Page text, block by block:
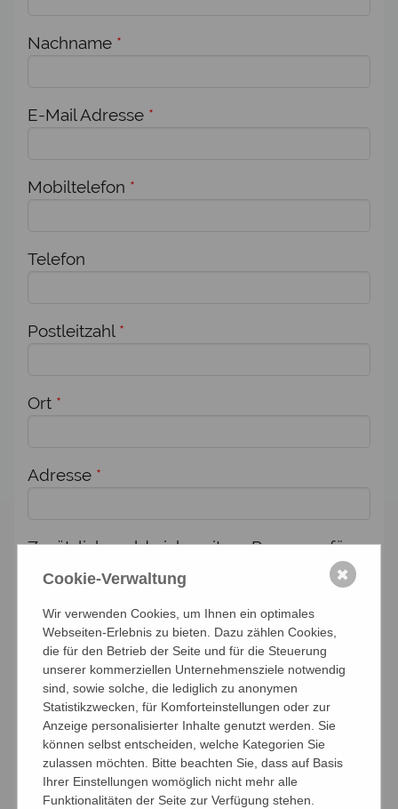
Nachname *
E-Mail Adresse *
Mobiltelefon *
Telefon
Postleitzahl *
Ort *
Adresse *
Zusätzlich melde ich weitere Personen für
diese Veranstaltung an:
Anzahl Personen
Namen der Personen (Vor- und Nachname)
Bedingungen
Ich verpflichte mich, die Zahlung und
Cookie-Verwaltung
Wir verwenden Cookies, um Ihnen ein optimales
Webseiten-Erlebnis zu bieten. Dazu zählen Cookies,
die für den Betrieb der Seite und für die Steuerung
unserer kommerziellen Unternehmensziele notwendig
sind, sowie solche, die lediglich zu anonymen
Statistikzwecken, für Komforteinstellungen oder zur
Anzeige personalisierter Inhalte genutzt werden. Sie
können selbst entscheiden, welche Kategorien Sie
zulassen möchten. Bitte beachten Sie, dass auf Basis
Ihrer Einstellungen womöglich nicht mehr alle
Funktionalitäten der Seite zur Verfügung stehen.
✖